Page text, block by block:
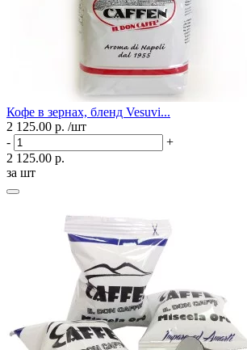
Кофе в зернах, бленд Vesuvi...
2 125.00 р. /шт
-
+
2 125.00 р.
за шт